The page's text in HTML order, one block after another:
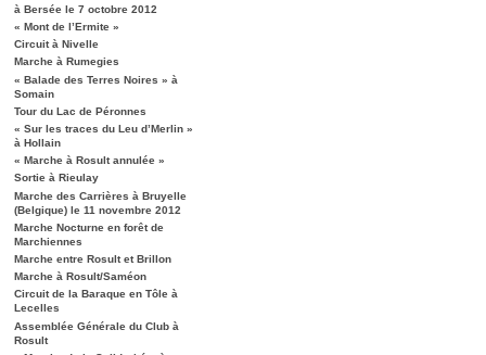
à Bersée le 7 octobre 2012
« Mont de l’Ermite »
Circuit à Nivelle
Marche à Rumegies
« Balade des Terres Noires » à
Somain
Tour du Lac de Péronnes
« Sur les traces du Leu d’Merlin »
à Hollain
« Marche à Rosult annulée »
Sortie à Rieulay
Marche des Carrières à Bruyelle
(Belgique) le 11 novembre 2012
Marche Nocturne en forêt de
Marchiennes
Marche entre Rosult et Brillon
Marche à Rosult/Saméon
Circuit de la Baraque en Tôle à
Lecelles
Assemblée Générale du Club à
Rosult